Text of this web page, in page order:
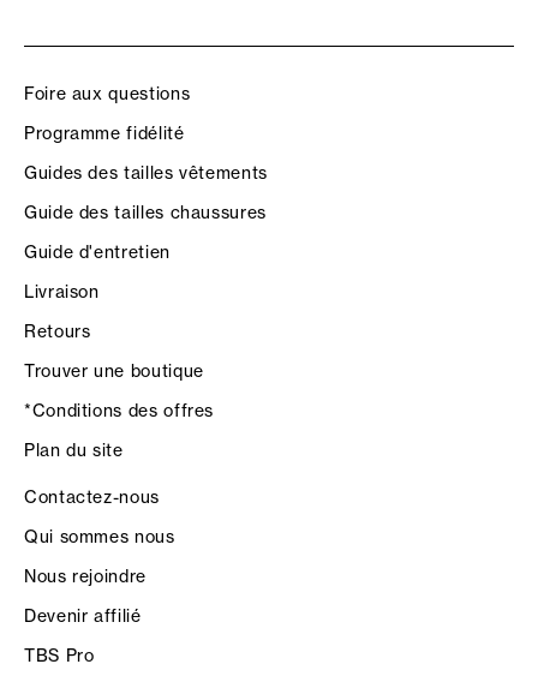
Foire aux questions
Programme fidélité
Guides des tailles vêtements
Guide des tailles chaussures
Guide d'entretien
Livraison
Retours
Trouver une boutique
*Conditions des offres
Plan du site
Contactez-nous
Qui sommes nous
Nous rejoindre
Devenir affilié
TBS Pro